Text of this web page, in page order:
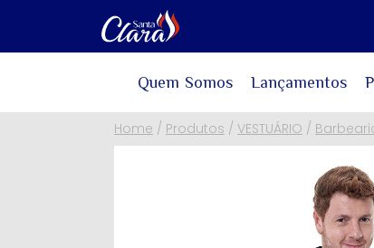
Quem Somos Lançamentos
Home / Produtos / VESTUÁRIO /